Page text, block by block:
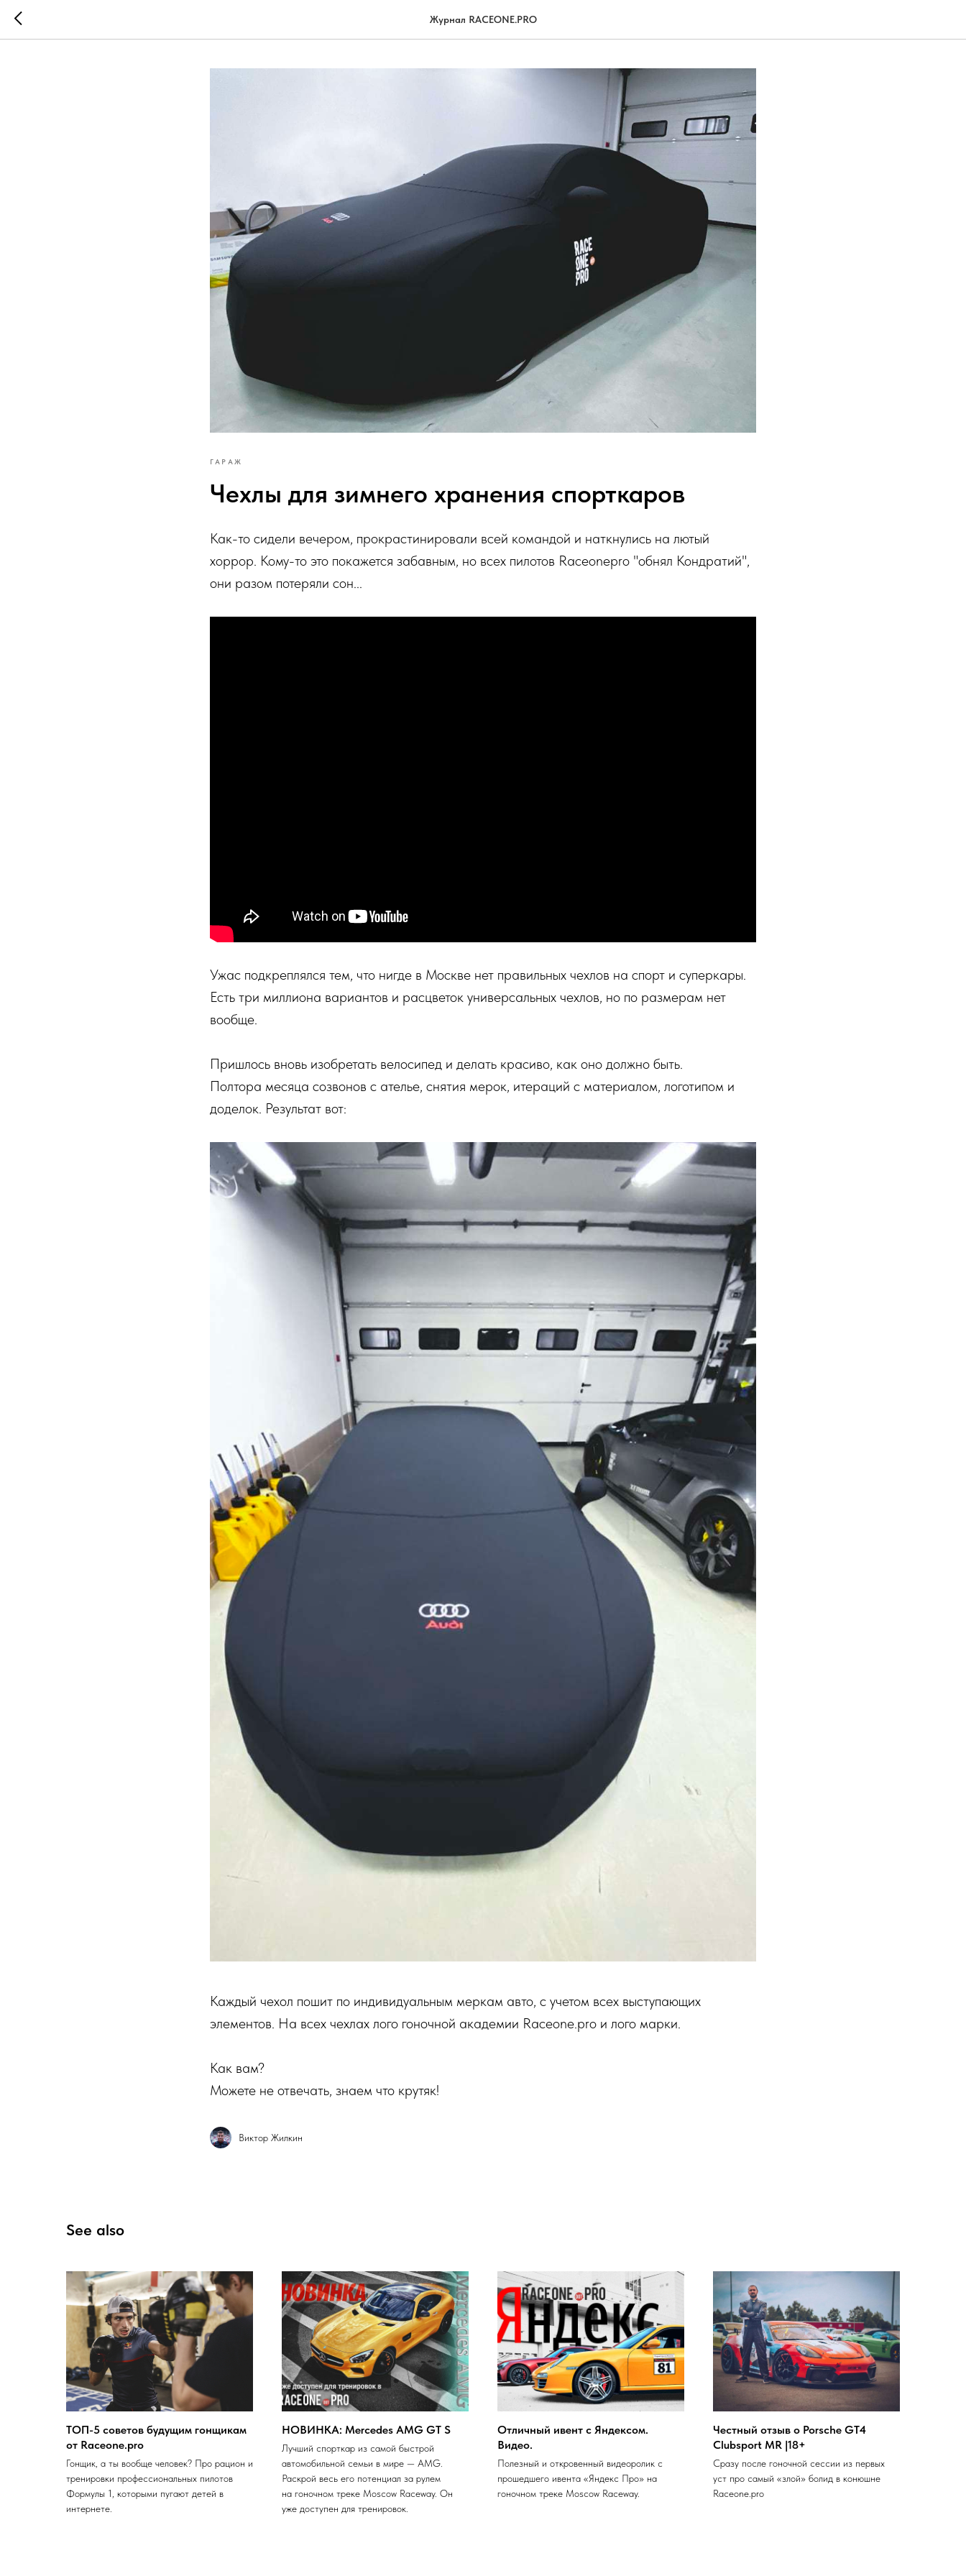
Журнал RACEONE.PRO
ГАРАЖ
Чехлы для зимнего хранения спорткаров
Как-то сидели вечером, прокрастинировали всей командой и наткнулись на лютый
хоррор. Кому-то это покажется забавным, но всех пилотов Raceonepro "обнял Кондратий",
они разом потеряли сон...
Ужас подкреплялся тем, что нигде в Москве нет правильных чехлов на спорт и суперкары.
Есть три миллиона вариантов и расцветок универсальных чехлов, но по размерам нет
вообще.
Пришлось вновь изобретать велосипед и делать красиво, как оно должно быть.
Полтора месяца созвонов с ателье, снятия мерок, итераций с материалом, логотипом и
доделок. Результат вот:
Каждый чехол пошит по индивидуальным меркам авто, с учетом всех выступающих
элементов. На всех чехлах лого гоночной академии Raceone.pro и лого марки.
Как вам?
Можете не отвечать, знаем что крутяк!
Виктор Жилкин
See also
ТОП-5 советов будущим гонщикам
от Raceone.pro
Гонщик, а ты вообще человек? Про рацион и
тренировки профессиональных пилотов
Формулы 1, которыми пугают детей в
интернете.
НОВИНКА: Mercedes AMG GT S
Лучший спорткар из самой быстрой
автомобильной семьи в мире — AMG.
Раскрой весь его потенциал за рулем
на гоночном треке Moscow Raceway. Он
уже доступен для тренировок.
Отличный ивент с Яндексом.
Видео.
Полезный и откровенный видеоролик с
прошедшего ивента «Яндекс Про» на
гоночном треке Moscow Raceway.
Честный отзыв о Porsche GT4
Clubsport MR |18+
Сразу после гоночной сессии из первых
уст про самый «злой» болид в конюшне
Raceone.pro